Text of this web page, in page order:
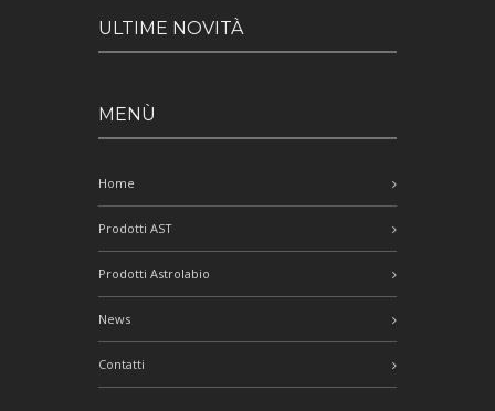
ULTIME NOVITÀ
MENÙ
Home
Prodotti AST
Prodotti Astrolabio
News
Contatti